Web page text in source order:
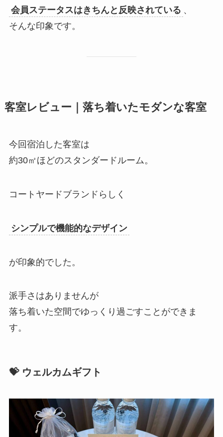
会員ステータスはきちんと反映されている 、
そんな印象です。
客室レビュー｜落ち着いたモダンな客室
今回宿泊した客室は
約30㎡ほどのスタンダードルーム。
コートヤードブランドらしく
シンプルで機能的なデザイン
が印象的でした。
派手さはありませんが
落ち着いた空間でゆっくり過ごすことができま
す。
💝 ウェルカムギフト